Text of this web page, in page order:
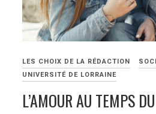
LES CHOIX DE LA RÉDACTION
UNIVERSITÉ DE LORRAINE
L’AMOUR AU TEMPS